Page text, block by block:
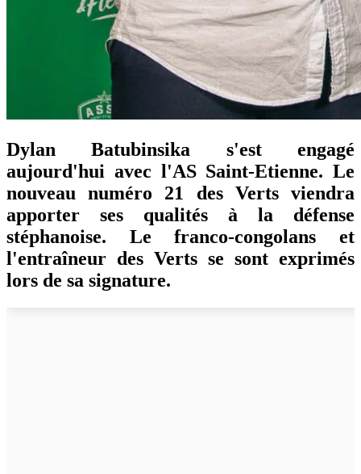
Dylan Batubinsika s'est engagé
aujourd'hui avec l'AS Saint-Etienne. Le
nouveau numéro 21 des Verts viendra
apporter ses qualités à la défense
stéphanoise. Le franco-congolans et
l'entraîneur des Verts se sont exprimés
lors de sa signature.